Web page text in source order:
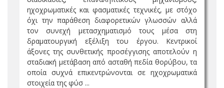
ηχοχρωματικές και φασματικές τεχνικές, με στόχο
όχι την παράθεση διαφορετικών γλωσσών αλλά
τον συνεχή μετασχηματισμό τους μέσα στη
δραματουργική εξέλιξη του έργου. Κεντρικοί
άξονες της συνθετικής προσέγγισης αποτελούν η
σταδιακή μετάβαση από ασταθή πεδία θορύβου, τα
οποία συχνά επικεντρώνονται σε ηχοχρωματικά
στοιχεία της φύσ ...